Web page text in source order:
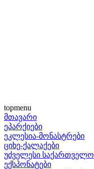
topmenu
მთავარი
ეპარქიები
ეკლესია-მონასტრები
ციხე-ქალაქები
უძველესი საქართველო
ექსპონატები